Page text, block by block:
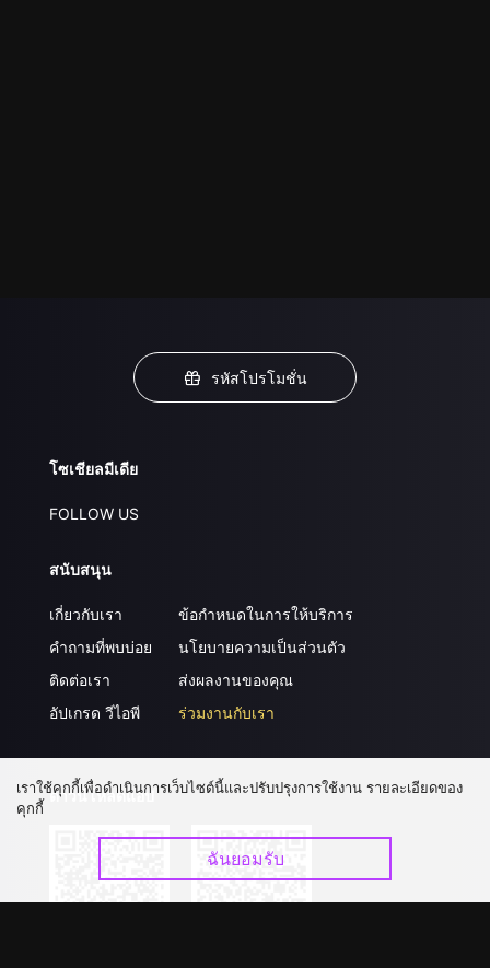
รหัสโปรโมชั่น
โซเชียลมีเดีย
FOLLOW US
สนับสนุน
เกี่ยวกับเรา
คำถามที่พบบ่อย
ติดต่อเรา
อัปเกรด วีไอพี
ข้อกำหนดในการให้บริการ
นโยบายความเป็นส่วนตัว
ส่งผลงานของคุณ
ร่วมงานกับเรา
ดาวน์โหลดแอป
เราใช้คุกกี้เพื่อดำเนินการเว็บไซต์นี้และปรับปรุงการใช้งาน รายละเอียดของ
คุกกี้
ฉันยอมรับ